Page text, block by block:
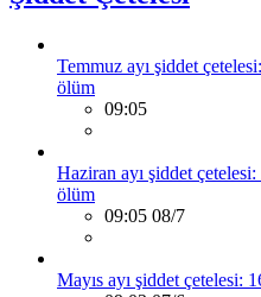
Temmuz ayı şiddet
ölüm
09:05
Haziran ayı şiddet
ölüm
09:05 08/7
Mayıs ayı şiddet çetelesi: